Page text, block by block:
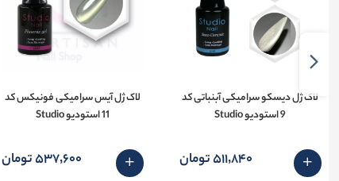
لاک ژل دیسکو سرامیکی آبنباتی کد
9 استودیو Studio
511٬840 تومان
لاک ژل آیس سرامیکی فونیکس کد
11 استودیو Studio
537٬600 تومان